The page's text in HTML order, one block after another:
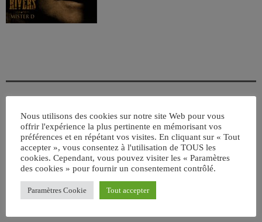
ÉCRIT PAR: JEAN-CLAUDE
email
Nous utilisons des cookies sur notre site Web pour vous
offrir l'expérience la plus pertinente en mémorisant vos
préférences et en répétant vos visites. En cliquant sur « Tout
accepter », vous consentez à l'utilisation de TOUS les
cookies. Cependant, vous pouvez visiter les « Paramètres
des cookies » pour fournir un consentement contrôlé.
Paramètres Cookie Tout accepter